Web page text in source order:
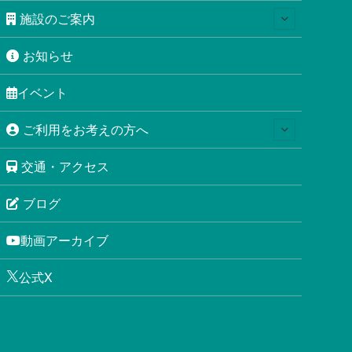
施設のご案内
お知らせ
イベント
ご利用をお考えの方へ
交通・アクセス
ブログ
動画アーカイブ
公式X